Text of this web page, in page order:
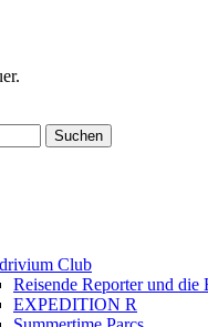
Club
Reisende Reporter und die
EXPEDITION R